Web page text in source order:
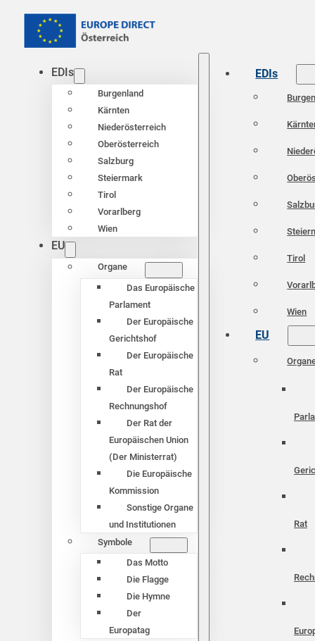
EDIs
Burgenland
Kärnten
Niederösterreich
Oberösterreich
Salzburg
Steiermark
Tirol
Vorarlberg
Wien
EU
Organe
Das Europäische
Parlament
Der Europäische
Gerichtshof
Der Europäische
Rat
Der Europäische
Rechnungshof
Der Rat der
Europäischen Union
(Der Ministerrat)
Die Europäische
Kommission
Sonstige Organe
und Institutionen
Symbole
Das Motto
Die Flagge
Die Hymne
Der
Europatag
EDIs
Tirol
Wien
EU
Rat